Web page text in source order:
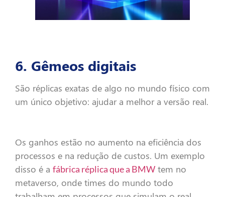
6. Gêmeos digitais
São réplicas exatas de algo no mundo físico com
um único objetivo: ajudar a melhor a versão real.
Os ganhos estão no aumento na eficiência dos
processos e na redução de custos. Um exemplo
disso é a fábrica réplica que a BMW tem no
metaverso, onde times do mundo todo